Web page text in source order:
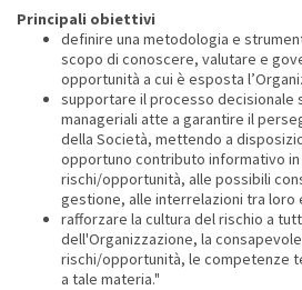
Principali obiettivi
definire una metodologia e
scopo di conoscere, valutare e
opportunità a cui è esposta
supportare il processo decisionale
manageriali atte a garantire il
della Società, mettendo a
opportuno contributo informativo
rischi/opportunità, alle possibili
gestione, alle interrelazioni tra
rafforzare la cultura del rischio a
dell'Organizzazione, la
rischi/opportunità, le competenze
a tale materia."